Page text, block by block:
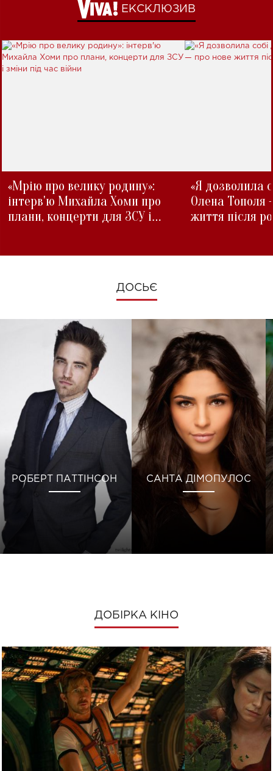
ЕКСКЛЮЗИВ
«Мрію про велику родину»:
інтерв'ю Михайла Хоми про
плани, концерти для ЗСУ і
«Я дозволила
Олена Тополя
життя після
ДОСЬЄ
РОБЕРТ ПАТТІНСОН САНТА ДІМОПУЛОС
ДОБІРКА КІНО